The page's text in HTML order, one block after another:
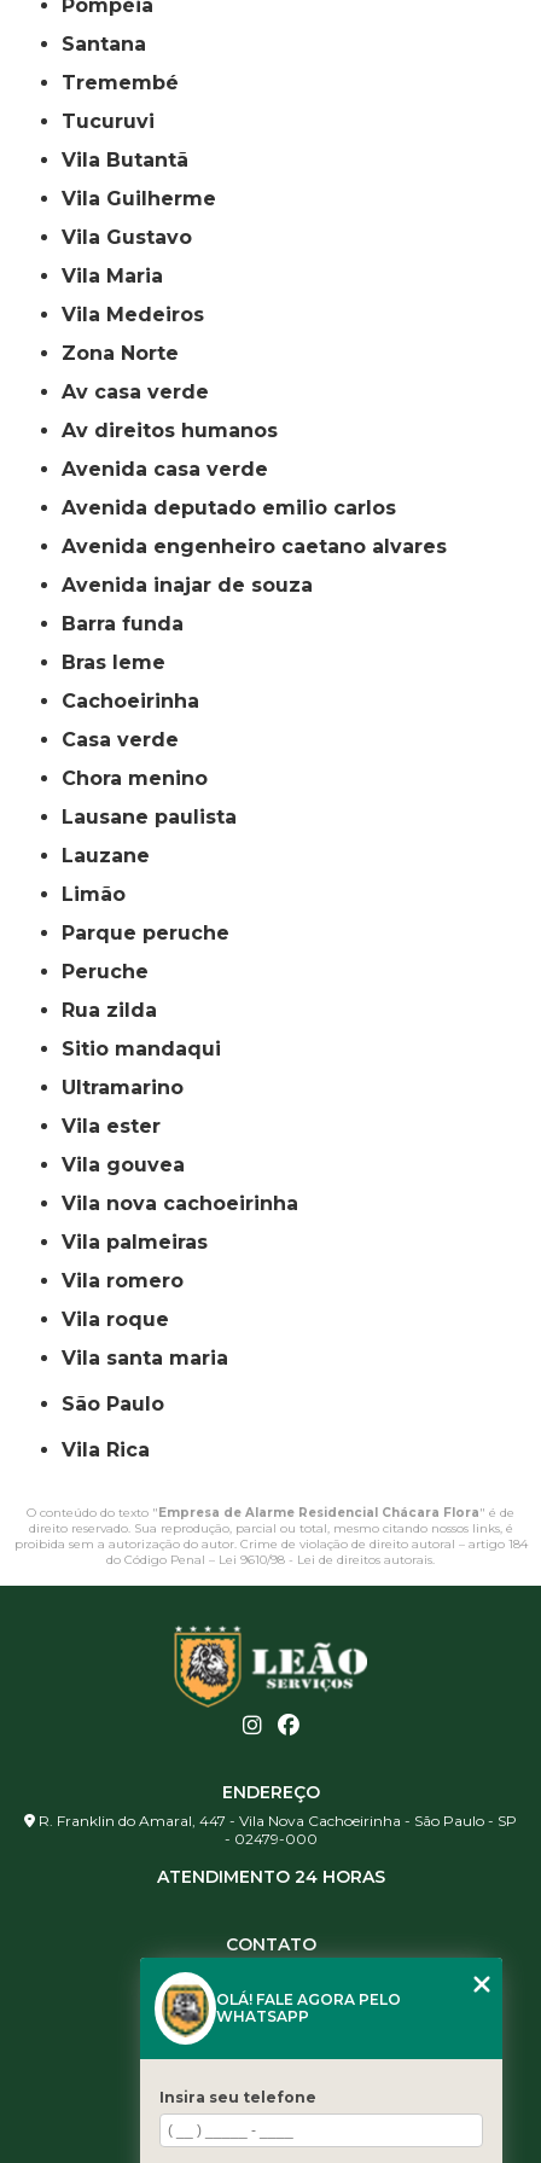
Pompéia
Santana
Tremembé
Tucuruvi
Vila Butantã
Vila Guilherme
Vila Gustavo
Vila Maria
Vila Medeiros
Zona Norte
av casa verde
av direitos humanos
avenida casa verde
avenida deputado emilio carlos
avenida engenheiro caetano alvares
avenida inajar de souza
barra funda
bras leme
cachoeirinha
casa verde
chora menino
lausane paulista
lauzane
limão
parque peruche
peruche
rua zilda
sitio mandaqui
ultramarino
vila ester
vila gouvea
vila nova cachoeirinha
vila palmeiras
vila romero
vila roque
vila santa maria
São Paulo
Vila Rica
O conteúdo do texto "Empresa de Alarme Residencial Chácara Flora" é de
direito reservado. Sua reprodução, parcial ou total, mesmo citando nossos links, é
proibida sem a autorização do autor. Crime de violação de direito autoral – artigo 184
do Código Penal – Lei 9610/98 - Lei de direitos autorais.
ENDEREÇO
R. Franklin do Amaral, 447 - Vila Nova Cachoeirinha - São Paulo - SP
- 02479-000
ATENDIMENTO 24 HORAS
CONTATO
(11) 3461-5871
contato@leaoservicos.com.br
Home
OLÁ! FALE AGORA PELO
WHATSAPP
Insira seu telefone